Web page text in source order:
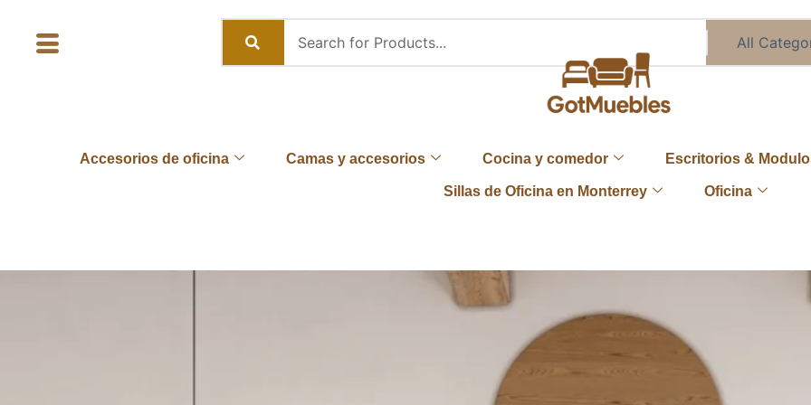
content
Accesorios de oficina Camas y accesorios Cocina y comedor Escritorios &
Sillas de Oficina en Monterrey Oficina